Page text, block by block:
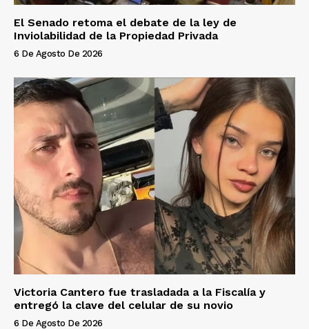
El Senado retoma el debate de la ley de
Inviolabilidad de la Propiedad Privada
6 De Agosto De 2026
Victoria Cantero fue trasladada a la Fiscalía y
entregó la clave del celular de su novio
6 De Agosto De 2026